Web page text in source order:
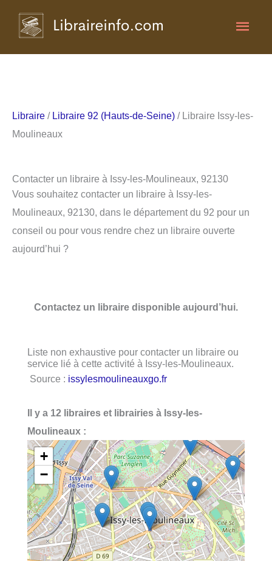
Libraire / Libraire 92 (Hauts-de-Seine) / Libraire Issy-les-
Moulineaux
Contacter un libraire à Issy-les-Moulineaux, 92130
Vous souhaitez contacter un libraire à Issy-les-
Moulineaux, 92130, dans le département du 92 pour un
conseil ou pour vous rendre chez un libraire ouverte
aujourd’hui ?
Contactez un libraire disponible aujourd’hui.
Liste non exhaustive pour contacter un libraire ou
service lié à cette activité à Issy-les-Moulineaux.
Source : issylesmoulineauxgo.fr
Il y a 12 libraires et librairies à Issy-les-
Moulineaux :
+
−